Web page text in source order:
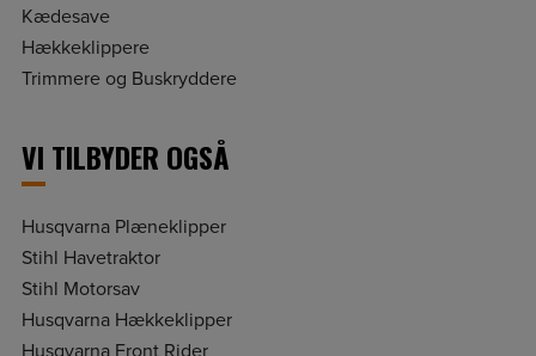
Kædesave
Hækkeklippere
Trimmere og Buskryddere
VI TILBYDER OGSÅ
Husqvarna Plæneklipper
Stihl Havetraktor
Stihl Motorsav
Husqvarna Hækkeklipper